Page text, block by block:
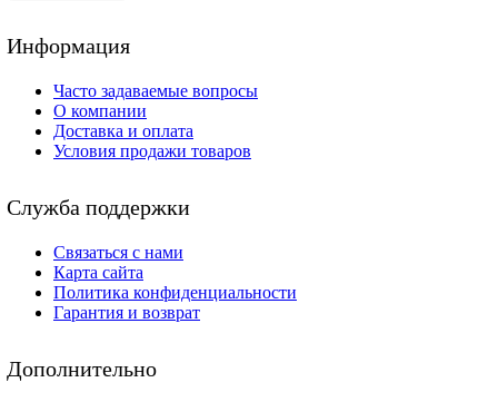
Информация
Часто задаваемые вопросы
О компании
Доставка и оплата
Условия продажи товаров
Служба поддержки
Связаться с нами
Карта сайта
Политика конфиденциальности
Гарантия и возврат
Дополнительно